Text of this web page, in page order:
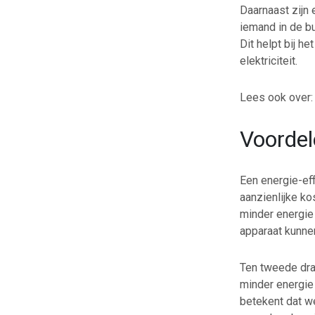
Daarnaast
iemand in de
Dit helpt bij
elektriciteit.
Lees ook over:
Een energie-
aanzienlijke
minder
apparaat
Ten tweede
minder
betekent dat